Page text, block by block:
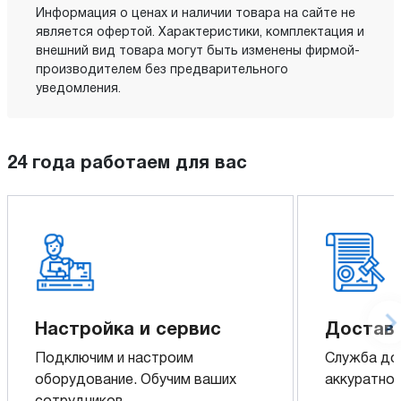
Информация о ценах и наличии товара на сайте не
является офертой. Характеристики, комплектация и
внешний вид товара могут быть изменены фирмой-
производителем без предварительного
уведомления.
24 года работаем для вас
Настройка и сервис
Подключим и настроим
оборудование. Обучим ваших
Служба
аккуратно